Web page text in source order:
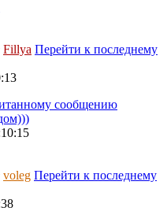
Fillya Перейти к последнему
сообщению
voleg Перейти к последнему